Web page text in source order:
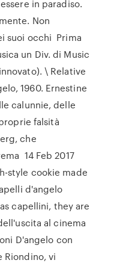
in paradiso.
Non
suoi occhi Prima
un Div. di Music
\ Relative
1960. Ernestine
calunnie, delle
falsità
che
14 Feb 2017
style cookie made
d'angelo
capellini, they are
al cinema
D'angelo con
Riondino, vi